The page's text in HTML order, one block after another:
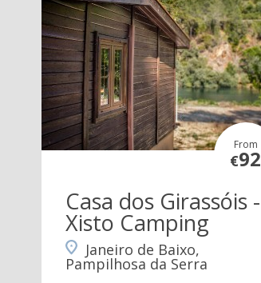
From
€92
Casa dos Girassóis -
Xisto Camping
Janeiro de Baixo,
Pampilhosa da Serra